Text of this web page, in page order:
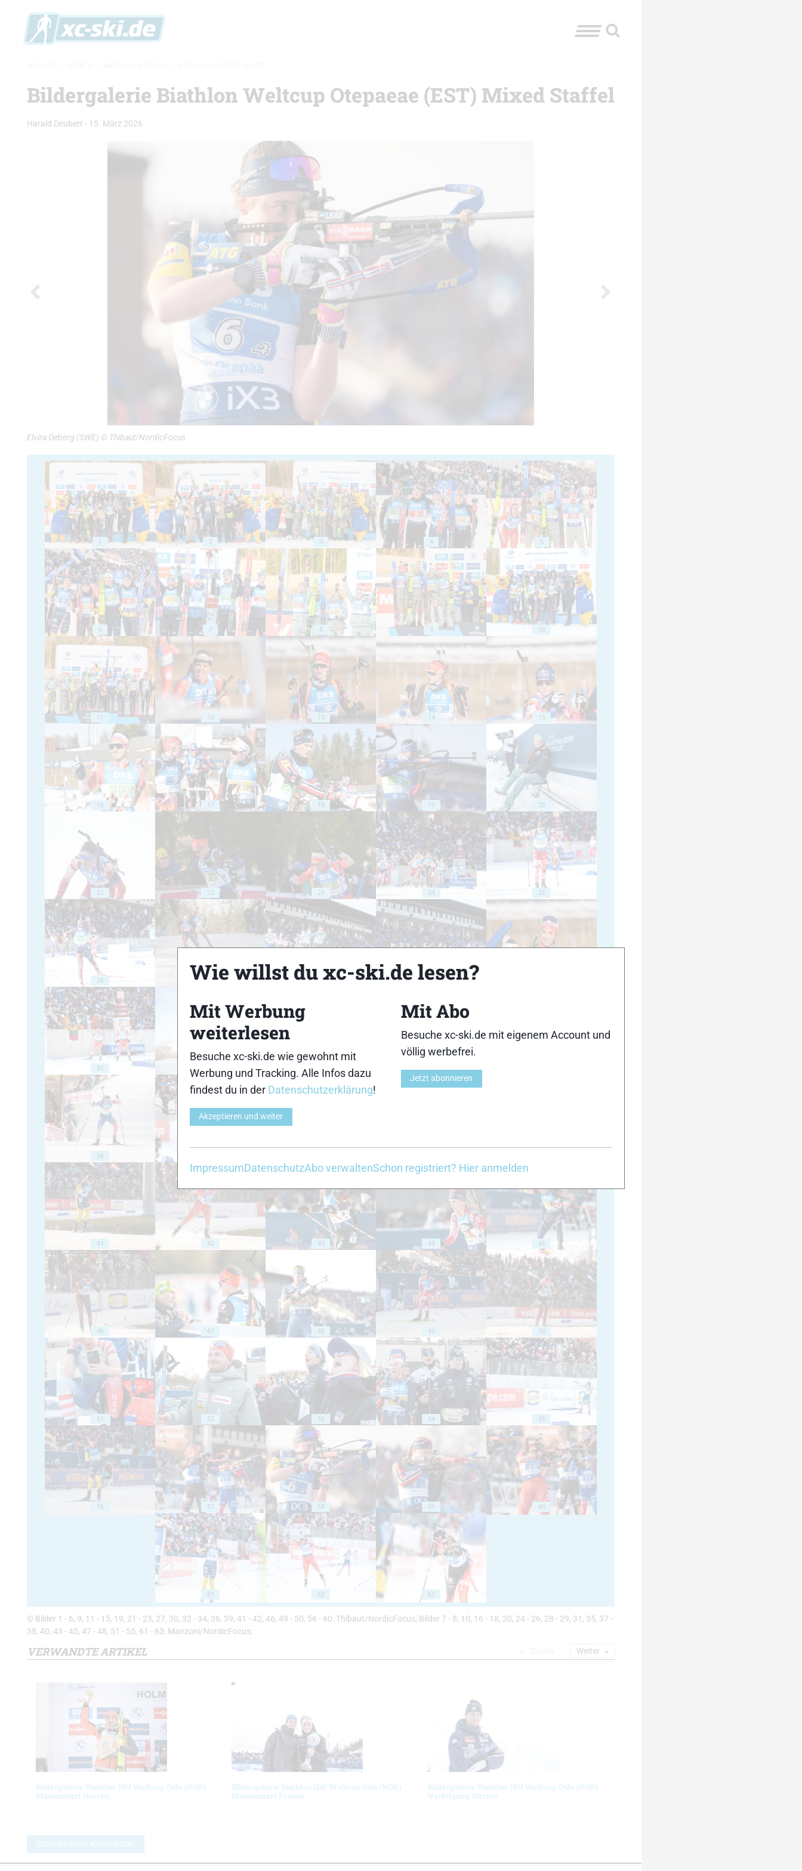
Bildergalerie Biathlon Weltcup Otepaeae (EST) Mixed Staffel
Harald Deubert - 15. März 2026
Elvira Oeberg (SWE) © Thibaut/NordicFocus
1 2 3 4 5
6 7 8 9 10
11 12 13 14 15
16 17 18 19 20
21 22 23 24 25
26 27 28 29
31 32 33 34
36
41 42 43 44 45
46 47 48 49 50
51 52 53 54 55
56 57 58 59 60
61 62 63
© Bilder 1 - 6, 9, 11 - 15, 19, 21 - 23, 27, 30, 32 - 34, 36, 39, 41 - 42, 46, 49 - 50, 56 - 60: Thibaut/NordicFocus; Bilder 7 - 8, 10, 16 - 18, 20, 24 - 26, 28 - 29, 31, 35, 37 -
38, 40, 43 - 45, 47 - 48, 51 - 55, 61 - 63: Manzoni/NordicFocus;
VERWANDTE ARTIKEL
Bildergalerie Biathlon IBU Weltcup Oslo (NOR)
Massenstart Herren
Bildergalerie Biathlon IBU Weltcup Oslo (NOR)
Massenstart Frauen
Bildergalerie Biathlon IBU Weltcup Oslo (NOR)
Verfolgung Herren
Weiter
Schreibe einen Kommentar
Wie willst du xc-ski.de lesen?
Mit Werbung
weiterlesen
Besuche xc-ski.de wie gewohnt mit
Werbung und Tracking. Alle Infos dazu
findest du in der Datenschutzerklärung!
Akzeptieren und weiter
Mit Abo
Besuche xc-ski.de mit eigenem Account und
völlig werbefrei.
Jetzt abonnieren
ImpressumDatenschutzAbo verwaltenSchon registriert? Hier anmelden